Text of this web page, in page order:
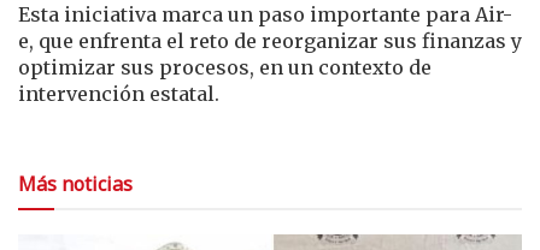
Esta iniciativa marca un paso importante para Air-
e, que enfrenta el reto de reorganizar sus finanzas y
optimizar sus procesos, en un contexto de
intervención estatal.
Más noticias